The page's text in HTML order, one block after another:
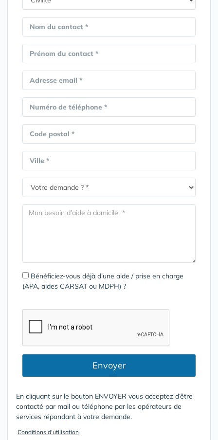
Nom du contact *
Prénom du contact *
Adresse email *
Numéro de téléphone *
Code postal *
Ville *
Bénéficiez-vous déjà d’une aide / prise en charge
(APA, aides CARSAT ou MDPH) ?
Envoyer
En cliquant sur le bouton ENVOYER vous acceptez d’être
contacté par mail ou téléphone par les opérateurs de
services répondant à votre demande.
Conditions d'utilisation